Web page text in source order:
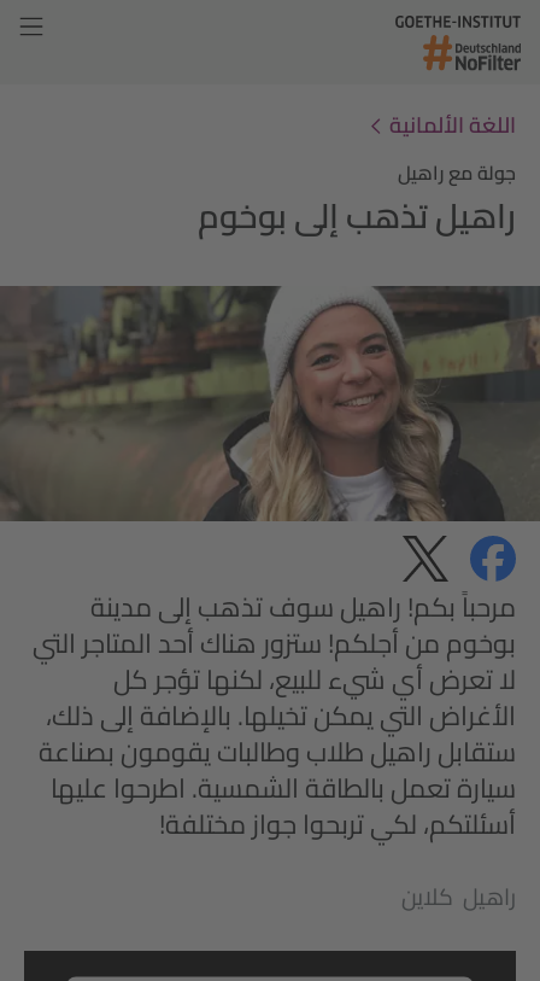
اللغة الألمانية
جولة مع راهيل
راهيل تذهب إلى بوخوم
مشاركةمشاركة
مرحباً بكم! راهيل سوف تذهب إلى مدينة
بوخوم من أجلكم! ستزور هناك أحد المتاجر التي
لا تعرض أي شيء للبيع، لكنها تؤجر كل
الأغراض التي يمكن تخيلها. بالإضافة إلى ذلك،
ستقابل راهيل طلاب وطالبات يقومون بصناعة
سيارة تعمل بالطاقة الشمسية. اطرحوا عليها
أسئلتكم، لكي تربحوا جواز مختلفة!
راهيل كلاين